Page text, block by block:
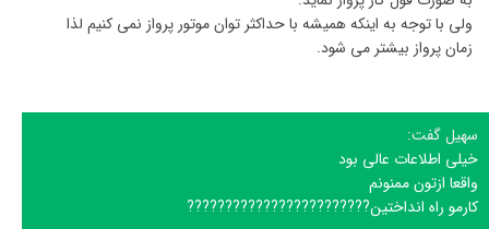
ولی با توجه به اینکه همیشه با حداکثر توان موتور پرواز نمی کنیم لذا
زمان پرواز بیشتر می شود.
سهیل گفت:
خیلی اطلاعات عالی بود
واقعا ازتون ممنونم
کارمو راه انداختین????????????????????????